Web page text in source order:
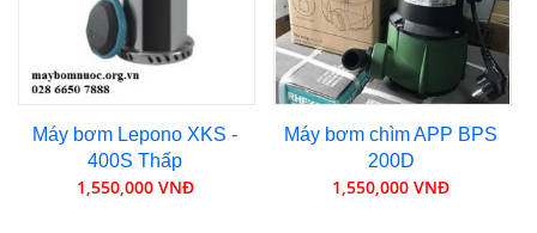
Máy bơm Lepono XKS -
400S Thấp
1,550,000 VNĐ
Máy bơm chìm APP BPS
200D
1,550,000 VNĐ